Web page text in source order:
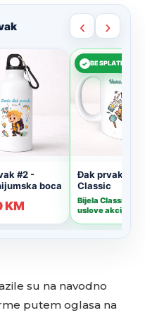
su na navodno
putem oglasa na